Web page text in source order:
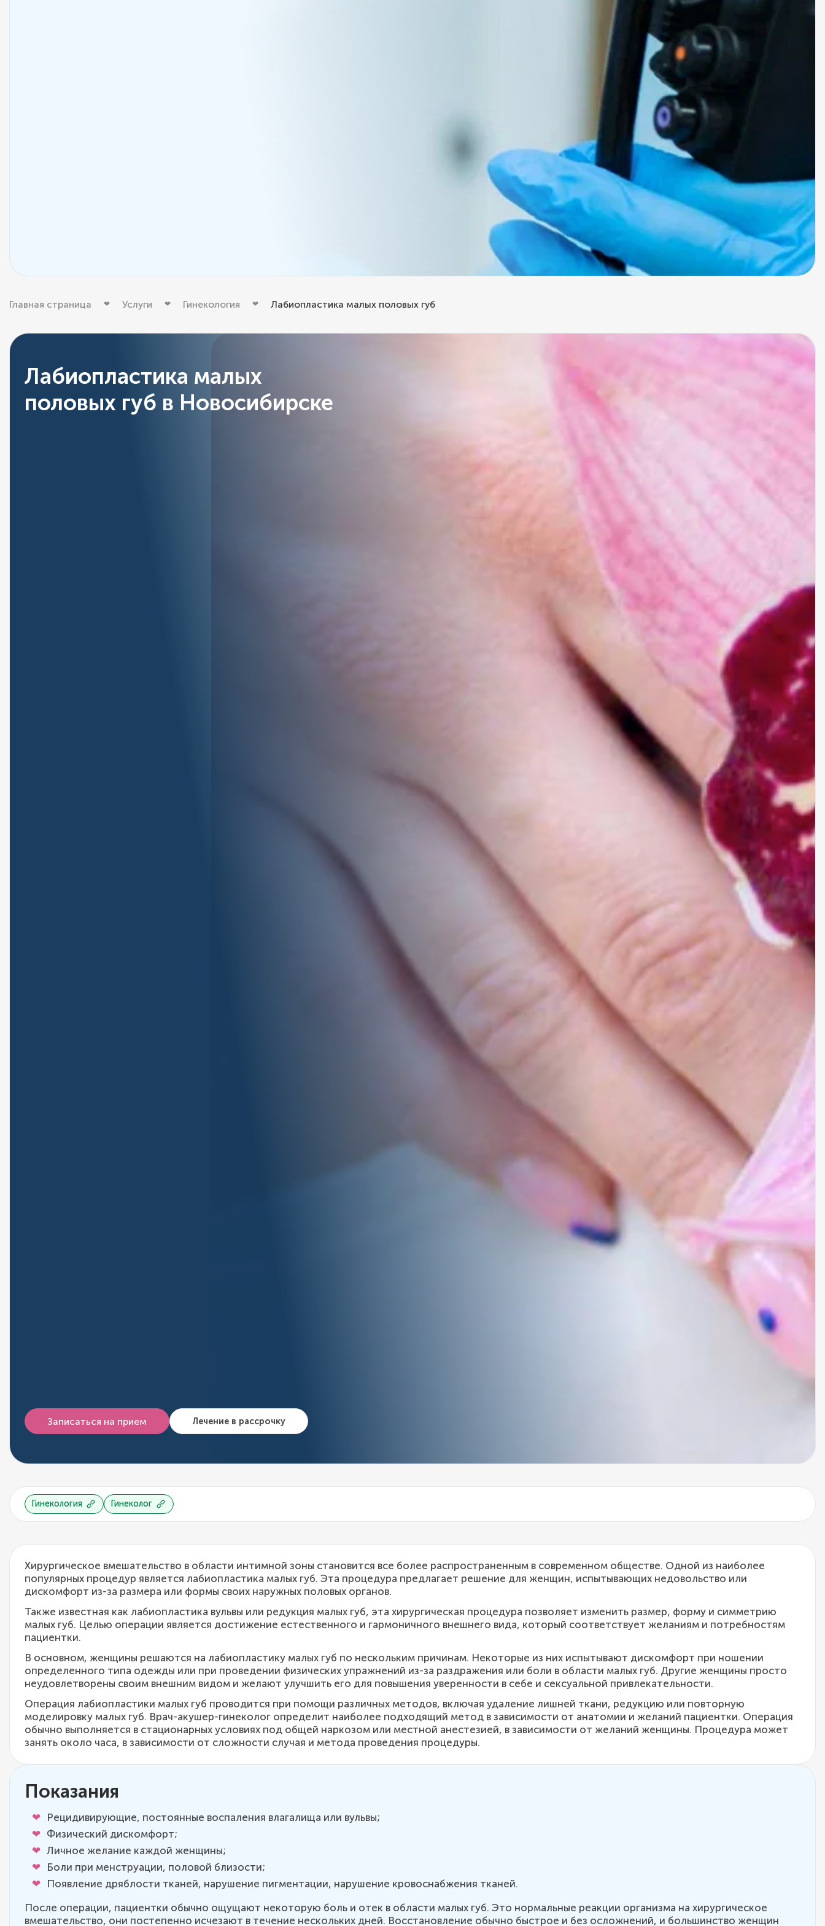
Главная страница Услуги Гинекология Лабиопластика малых половых губ
Лабиопластика малых
половых губ в Новосибирске
Записаться на прием Лечение в рассрочку
Гинекология Гинеколог
Хирургическое вмешательство в области интимной зоны становится все более распространенным в современном обществе. Одной из наиболее
популярных процедур является лабиопластика малых губ. Эта процедура предлагает решение для женщин, испытывающих недовольство или
дискомфорт из-за размера или формы своих наружных половых органов.
Также известная как лабиопластика вульвы или редукция малых губ, эта хирургическая процедура позволяет изменить размер, форму и симметрию
малых губ. Целью операции является достижение естественного и гармоничного внешнего вида, который соответствует желаниям и потребностям
пациентки.
В основном, женщины решаются на лабиопластику малых губ по нескольким причинам. Некоторые из них испытывают дискомфорт при ношении
определенного типа одежды или при проведении физических упражнений из-за раздражения или боли в области малых губ. Другие женщины просто
неудовлетворены своим внешним видом и желают улучшить его для повышения уверенности в себе и сексуальной привлекательности.
Операция лабиопластики малых губ проводится при помощи различных методов, включая удаление лишней ткани, редукцию или повторную
моделировку малых губ. Врач-акушер-гинеколог определит наиболее подходящий метод в зависимости от анатомии и желаний пациентки. Операция
обычно выполняется в стационарных условиях под общей наркозом или местной анестезией, в зависимости от желаний женщины. Процедура может
занять около часа, в зависимости от сложности случая и метода проведения процедуры.
Показания
Рецидивирующие, постоянные воспаления влагалища или вульвы;
Физический дискомфорт;
Личное желание каждой женщины;
Боли при менструации, половой близости;
Появление дряблости тканей, нарушение пигментации, нарушение кровоснабжения тканей.
После операции, пациентки обычно ощущают некоторую боль и отек в области малых губ. Это нормальные реакции организма на хирургическое
вмешательство, они постепенно исчезают в течение нескольких дней. Восстановление обычно быстрое и без осложнений, и большинство женщин